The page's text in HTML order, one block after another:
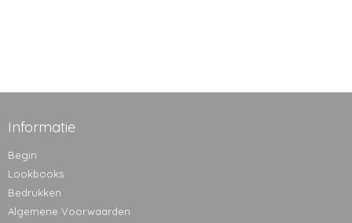
Informatie
Begin
Lookbooks
Bedrukken
Algemene Voorwaarden